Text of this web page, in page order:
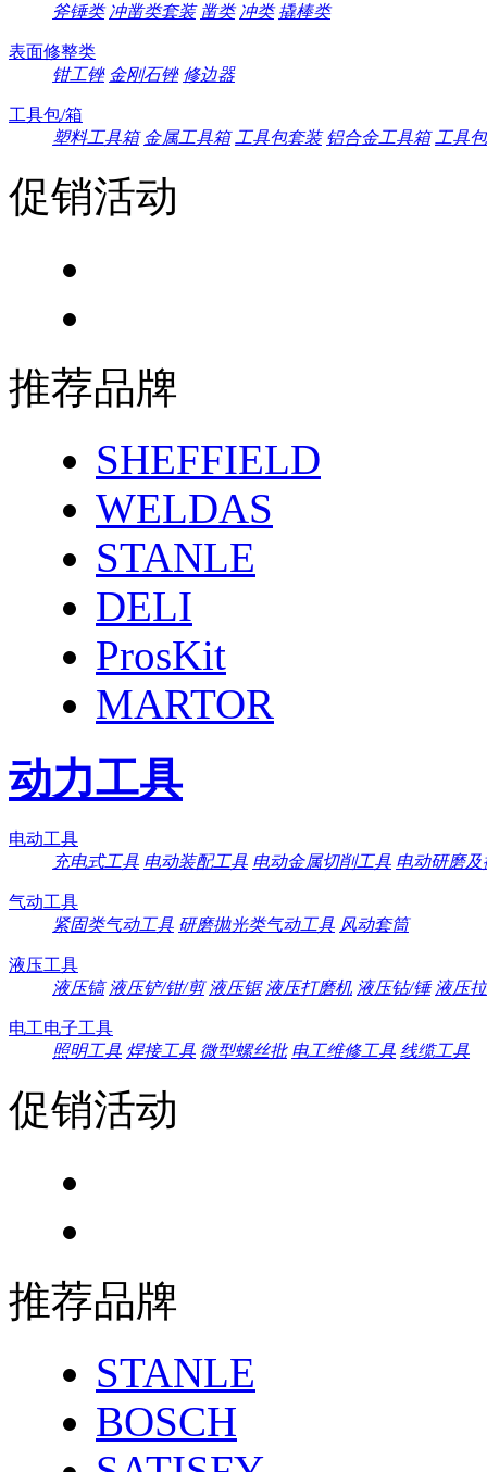
斧锤类 冲凿类套装 凿类 冲类 撬棒类
表面修整类
钳工锉 金刚石锉 修边器
工具包/箱
塑料工具箱 金属工具箱 工具包套装 铝合金工具箱 工具包
促销活动
推荐品牌
SHEFFIELD
WELDAS
STANLE
DELI
ProsKit
MARTOR
动力工具
电动工具
充电式工具 电动装配工具 电动金属切削工具 电动研磨
气动工具
紧固类气动工具 研磨抛光类气动工具 风动套筒
液压工具
液压镐 液压铲/钳/剪 液压锯 液压打磨机 液压钻/锤 液压
电工电子工具
照明工具 焊接工具 微型螺丝批 电工维修工具 线缆工具
促销活动
推荐品牌
STANLE
BOSCH